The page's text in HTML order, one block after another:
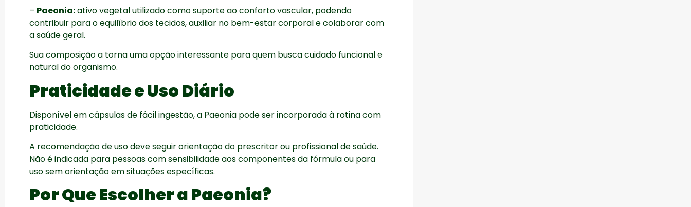
– Paeonia:ativo vegetal utilizado como suporte ao conforto vascular, podendo
contribuir para o equilíbrio dos tecidos, auxiliar no bem-estar corporal e colaborar com
a saúde geral.
Sua composição a torna uma opção interessante para quem busca cuidado funcional e
natural do organismo.
Praticidade e Uso Diário
Disponível em cápsulas de fácil ingestão, a Paeonia pode ser incorporada à rotina com
praticidade.
A recomendação de uso deve seguir orientação do prescritor ou profissional de saúde.
Não é indicada para pessoas com sensibilidade aos componentes da fórmula ou para
uso sem orientação em situações específicas.
Por Que Escolher a Paeonia?